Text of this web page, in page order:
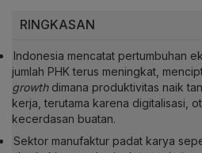
RINGKASAN
Indonesia mencatat pertumbuhan
jumlah PHK terus meningkat,
growthdimana produktivitas naik
kerja, terutama karena digitalisasi,
kecerdasan buatan.
Sektor manufaktur padat karya